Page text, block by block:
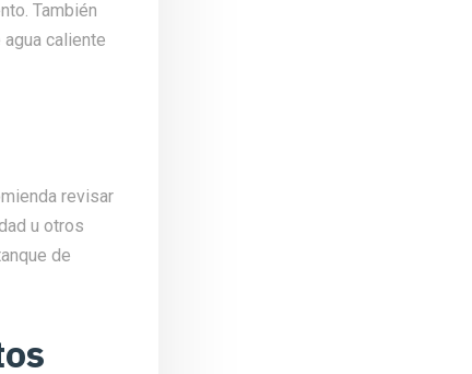
También
caliente
revisar
u otros
de